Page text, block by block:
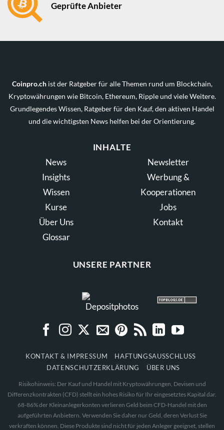
Geprüfte Anbieter
Coinpro.chist der Ratgeber für alle Themen rund um Blockchain,
Kryptowährungen wie Bitcoin, Ethereum, Ripple und viele Weitere.
Grundlegendes Wissen, Ratgeber für den Kauf, den aktiven Handel
und die wichtigsten News helfen bei der Orientierung.
INHALTE
News
Insights
Wissen
Kurse
Über Uns
Glossar
Newsletter
Werbung &
Kooperationen
Jobs
Kontakt
UNSERE PARTNER
KONTAKT & IMPRESSUM
HAFTUNGSAUSSCHLUSS
DATENSCHUTZERKLÄRUNG
ÜBER UNS
Risikohinweis: Der Kauf und Handel mit Kryptowährungen, Devisen und
Differenzkontrakten (CFD) stellt ein hohes Risiko für Ihr eingesetztes Kapital dar.
68-86% der Kleinanlegerkonten verlieren Geld beim CFD-Handel mit den
aufgeführten Anbietern. Verwenden Sie daher nur Geld, deren Verlust Sie
verkraften können. Diese Produkte sind nicht für jeden Anleger geeignet, stellen